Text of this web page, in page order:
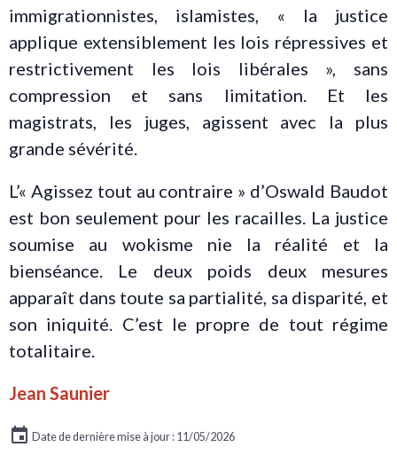
immigrationnistes, islamistes, « la justice
applique extensiblement les lois répressives et
restrictivement les lois libérales », sans
compression et sans limitation. Et les
magistrats, les juges, agissent avec la plus
grande sévérité.
L’« Agissez tout au contraire » d’Oswald Baudot
est bon seulement pour les racailles. La justice
soumise au wokisme nie la réalité et la
bienséance. Le deux poids deux mesures
apparaît dans toute sa partialité, sa disparité, et
son iniquité. C’est le propre de tout régime
totalitaire.
Jean Saunier
Date de dernière mise à jour : 11/05/2026